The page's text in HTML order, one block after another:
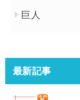
巨人
最新記事